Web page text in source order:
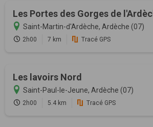
Les Portes des Gorges de
Saint-Martin-d'Ardèche, Ardèche (07)
2h00 7 km Tracé GPS
Les lavoirs Nord
Saint-Paul-le-Jeune, Ardèche (07)
2h00 5.4 km Tracé GPS